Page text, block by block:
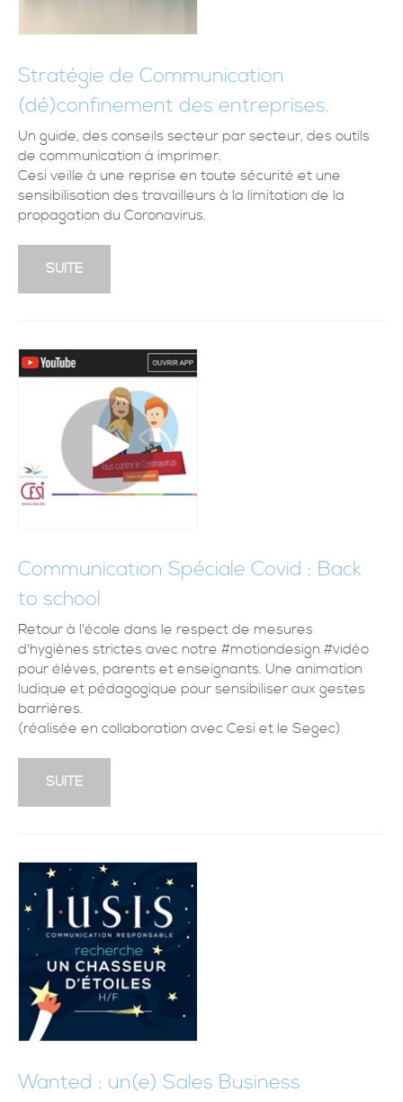
Stratégie de Communication
(dé)confinement des entreprises.
Un guide, des conseils secteur par secteur, des outils
de communication à imprimer.
Cesi veille à une reprise en toute sécurité et une
sensibilisation des travailleurs à la limitation de la
propagation du Coronavirus.
SUITE
Communication Spéciale Covid : Back
to school
Retour à l'école dans le respect de mesures
d'hygiènes strictes avec notre #motiondesign #vidéo
pour élèves, parents et enseignants. Une animation
ludique et pédagogique pour sensibiliser aux gestes
barrières.
(réalisée en collaboration avec Cesi et le Segec)
SUITE
Wanted : un(e) Sales Business